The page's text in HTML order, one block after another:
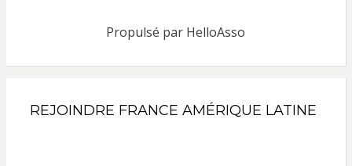
Propulsé par HelloAsso
REJOINDRE FRANCE AMÉRIQUE LATINE